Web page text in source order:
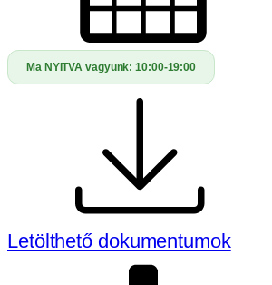
Ma NYITVA vagyunk:10:00-19:00
Letölthető dokumentumok